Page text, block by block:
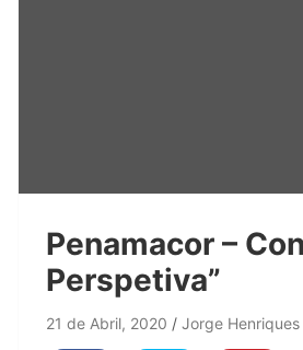
Penamacor –
Perspetiva”
21 de Abril, 2020 Jorge